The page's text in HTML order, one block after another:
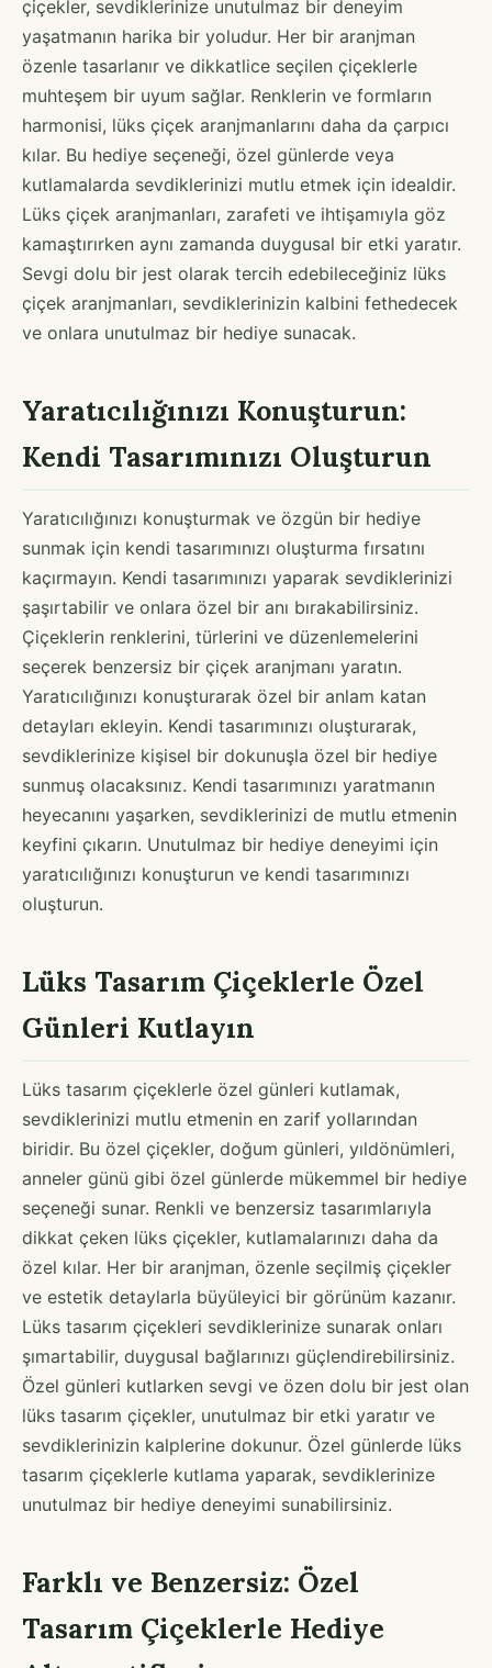
çiçekler, sevdiklerinize unutulmaz bir deneyim
yaşatmanın harika bir yoludur. Her bir aranjman
özenle tasarlanır ve dikkatlice seçilen çiçeklerle
muhteşem bir uyum sağlar. Renklerin ve formların
harmonisi, lüks çiçek aranjmanlarını daha da çarpıcı
kılar. Bu hediye seçeneği, özel günlerde veya
kutlamalarda sevdiklerinizi mutlu etmek için idealdir.
Lüks çiçek aranjmanları, zarafeti ve ihtişamıyla göz
kamaştırırken aynı zamanda duygusal bir etki yaratır.
Sevgi dolu bir jest olarak tercih edebileceğiniz lüks
çiçek aranjmanları, sevdiklerinizin kalbini fethedecek
ve onlara unutulmaz bir hediye sunacak.
Yaratıcılığınızı Konuşturun:
Kendi Tasarımınızı Oluşturun
Yaratıcılığınızı konuşturmak ve özgün bir hediye
sunmak için kendi tasarımınızı oluşturma fırsatını
kaçırmayın. Kendi tasarımınızı yaparak sevdiklerinizi
şaşırtabilir ve onlara özel bir anı bırakabilirsiniz.
Çiçeklerin renklerini, türlerini ve düzenlemelerini
seçerek benzersiz bir çiçek aranjmanı yaratın.
Yaratıcılığınızı konuşturarak özel bir anlam katan
detayları ekleyin. Kendi tasarımınızı oluşturarak,
sevdiklerinize kişisel bir dokunuşla özel bir hediye
sunmuş olacaksınız. Kendi tasarımınızı yaratmanın
heyecanını yaşarken, sevdiklerinizi de mutlu etmenin
keyfini çıkarın. Unutulmaz bir hediye deneyimi için
yaratıcılığınızı konuşturun ve kendi tasarımınızı
oluşturun.
Lüks Tasarım Çiçeklerle Özel
Günleri Kutlayın
Lüks tasarım çiçeklerle özel günleri kutlamak,
sevdiklerinizi mutlu etmenin en zarif yollarından
biridir. Bu özel çiçekler, doğum günleri, yıldönümleri,
anneler günü gibi özel günlerde mükemmel bir hediye
seçeneği sunar. Renkli ve benzersiz tasarımlarıyla
dikkat çeken lüks çiçekler, kutlamalarınızı daha da
özel kılar. Her bir aranjman, özenle seçilmiş çiçekler
ve estetik detaylarla büyüleyici bir görünüm kazanır.
Lüks tasarım çiçekleri sevdiklerinize sunarak onları
şımartabilir, duygusal bağlarınızı güçlendirebilirsiniz.
Özel günleri kutlarken sevgi ve özen dolu bir jest olan
lüks tasarım çiçekler, unutulmaz bir etki yaratır ve
sevdiklerinizin kalplerine dokunur. Özel günlerde lüks
tasarım çiçeklerle kutlama yaparak, sevdiklerinize
unutulmaz bir hediye deneyimi sunabilirsiniz.
Farklı ve Benzersiz: Özel
Tasarım Çiçeklerle Hediye